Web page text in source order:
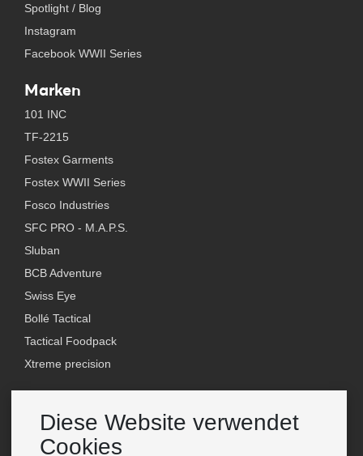
Diese Website verwendet
Cookies
Spotlight / Blog
Instagram
Facebook WWII Series
Marken
101 INC
TF-2215
Fostex Garments
Fostex WWII Series
Fosco Industries
SFC PRO - M.A.P.S.
Sluban
BCB Adventure
Swiss Eye
Bollé Tactical
Tactical Foodpack
Xtreme precision
Großhandel Van Os Imports B.V.
E-mail: info@vanosimports.nl